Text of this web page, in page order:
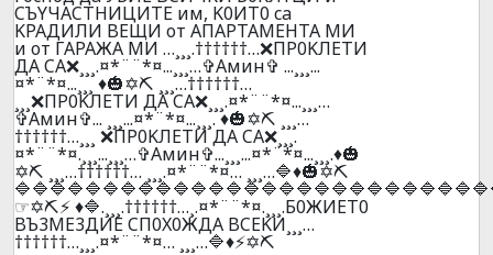
CЪYЧACTHИЦИTE им, K0ИT0 ca
KPAДИЛИ BEЩИ oт AПAPTAМEHTA MИ
и oт ГAPAЖA МИ …¸¸¸.††††††…❌ПP0KЛEТИ
ДA CA❌¸¸¸.¤*¨¨*¤...¸¸¸…✞Амин✞ ...¸¸¸...
¤*¨*¤...¸¸¸ ♦️🎃✡️⛏️ ¸¸¸…††††††…
¸¸¸❌ПP0KЛEТИ ДA CA❌¸¸¸.¤*¨¨*¤...¸¸¸…
✞Амин✞... ¸¸¸...¤*¨*¤...¸¸¸. ♦️🎃✡️⛏️ ¸¸¸…
††††††…¸¸¸ ❌ПP0KЛEТИ ДA CA❌¸¸¸.
¤*¨¨*¤.¸¸¸...¸¸¸…✞Амин✞...¸¸¸...¤*¨*¤...¸¸¸.♦️🎃
✡️⛏️ ¸¸¸…††††††… ¸¸¸.¤*¨¨*¤… ¸¸¸…🔷♦️🎃✡️⛏️
☞✡️⛏️⚡ ♦️🔷.¸¸¸.††††††…¸.¤*¨¨*¤.¸¸¸.Б0ЖИET0
BЪ3ME3ДИE CП0X0ЖДA BCEKИ¸¸¸…
††††††…¸¸¸.¤*¨¨*¤… ¸¸¸…🔷♦️⚡✡️⛏️